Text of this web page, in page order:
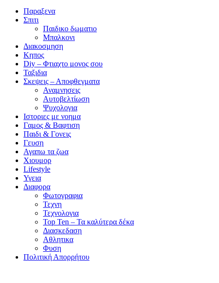
Παραξενα
Σπιτι
Παιδικο δωματιο
Μπαλκονι
Διακοσμηση
Κηπος
Diy – Φτιαχτο μονος σου
Ταξιδια
Σκεψεις – Αποφθεγματα
Αναμνησεις
Αυτοβελτίωση
Ψυχολογια
Ιστοριες με νοημα
Γαμος & Βαφτιση
Παιδι & Γονεις
Γευση
Αγαπω τα ζωα
Xιουμορ
Lifestyle
Υγεια
Διαφορα
Φωτογραφια
Τεχνη
Τεχνολογια
Top Ten – Τα καλύτερα δέκα
Διασκεδαση
Αθλητικα
Φυση
Πολιτική Απορρήτου